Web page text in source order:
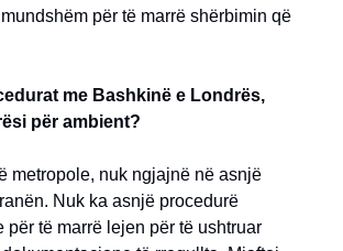
për të marrë shërbimin që
me Bashkinë e Londrës,
për ambient?
metropole, nuk ngjajnë në asnjë
Nuk ka asnjë procedurë
për të marrë lejen për të ushtruar